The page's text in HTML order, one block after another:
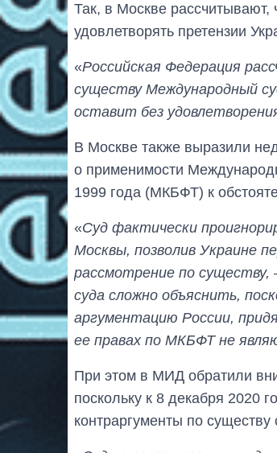
Так, в Москве
удовлетворять претензии
«Российская Федерация
существу Международный
оставит без
В Москве также выразили
о применимости
1999 года (МКБФТ) к
«Суд фактически
Москвы, позволив Украине
рассмотрение по
суда сложно объяснить,
аргументацию России,
ее правах по МКБФТ не
При этом в МИД обратили
поскольку к 8 декабря 2020
контраргументы по существу